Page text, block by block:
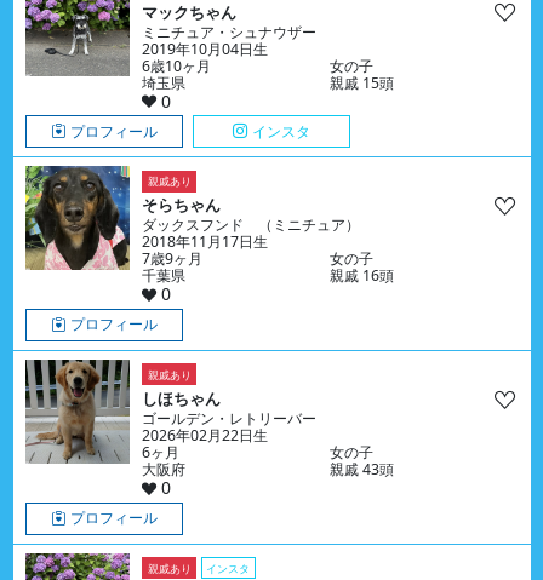
マックちゃん
ミニチュア・シュナウザー
2019年10月04日生
6歳10ヶ月
女の子
埼玉県
親戚 15頭
0
プロフィール インスタ
親戚あり
そらちゃん
ダックスフンド （ミニチュア）
2018年11月17日生
7歳9ヶ月
女の子
千葉県
親戚 16頭
0
プロフィール
親戚あり
しほちゃん
ゴールデン・レトリーバー
2026年02月22日生
6ヶ月
女の子
大阪府
親戚 43頭
0
プロフィール
親戚あり インスタ